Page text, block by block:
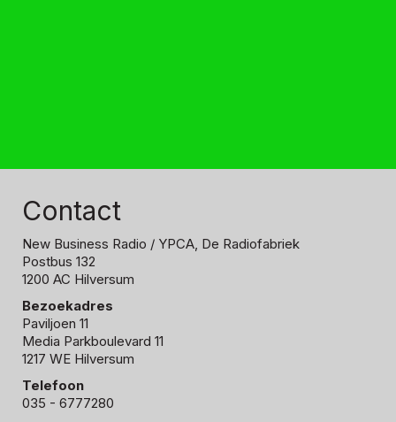
Contact
New Business Radio / YPCA, De Radiofabriek
Postbus 132
1200 AC Hilversum
Bezoekadres
Paviljoen 11
Media Parkboulevard 11
1217 WE Hilversum
Telefoon
035 - 6777280